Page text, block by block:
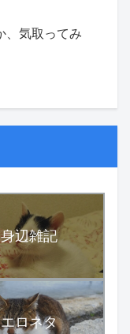
気取ってみ
身辺雑記
エロネタ